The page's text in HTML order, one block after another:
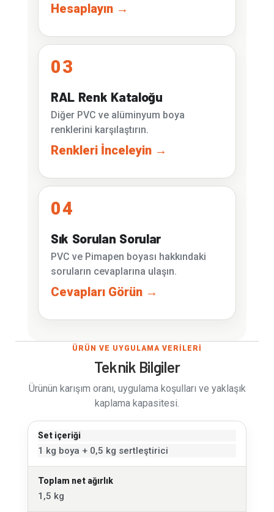
Hesaplayın →
03
RAL Renk Kataloğu
Diğer PVC ve alüminyum boya
renklerini karşılaştırın.
Renkleri İnceleyin →
04
Sık Sorulan Sorular
PVC ve Pimapen boyası hakkındaki
soruların cevaplarına ulaşın.
Cevapları Görün →
ÜRÜN VE UYGULAMA VERİLERİ
Teknik Bilgiler
Ürünün karışım oranı, uygulama koşulları ve yaklaşık
kaplama kapasitesi.
Set içeriği
1 kg boya + 0,5 kg sertleştirici
Toplam net ağırlık
1,5 kg